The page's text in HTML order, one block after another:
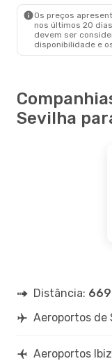
Os preços
nos últimos 20
devem ser
disponibilidade e
Sevilha
Distância:
Aeroportos de
Aeroportos